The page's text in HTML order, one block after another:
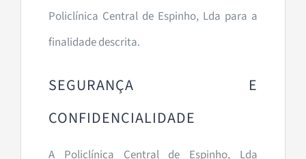
Policlínica Central de Espinho, Lda para a
finalidade descrita.
SEGURANÇA E
CONFIDENCIALIDADE
A Policlínica Central de Espinho, Lda